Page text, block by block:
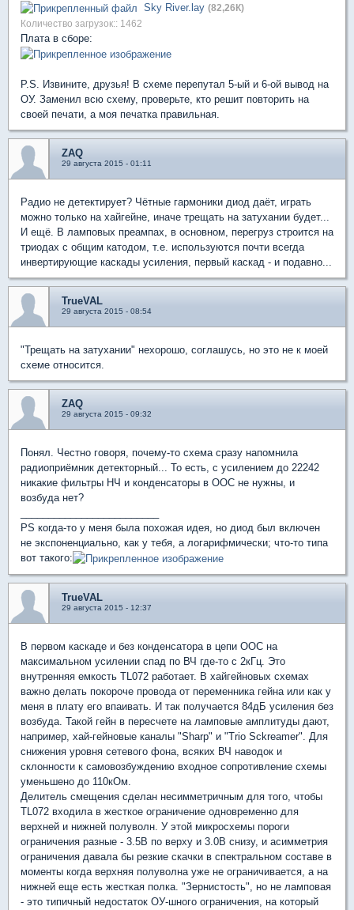
Sky River.lay (82,26К)
Количество загрузок:: 1462
Плата в сборе:
P.S. Извините, друзья! В схеме перепутал 5-ый и 6-ой вывод на
ОУ. Заменил всю схему, проверьте, кто решит повторить на
своей печати, а моя печатка правильная.
ZAQ
29 августа 2015 - 01:11
Радио не детектирует? Чётные гармоники диод даёт, играть
можно только на хайгейне, иначе трещать на затухании будет...
И ещё. В ламповых преампах, в основном, перегруз строится на
триодах с общим катодом, т.е. используются почти всегда
инвертирующие каскады усиления, первый каскад - и подавно...
TrueVAL
29 августа 2015 - 08:54
"Трещать на затухании" нехорошо, соглашусь, но это не к моей
схеме относится.
ZAQ
29 августа 2015 - 09:32
Понял. Честно говоря, почему-то схема сразу напомнила
радиоприёмник детекторный... То есть, с усилением до 22242
никакие фильтры НЧ и конденсаторы в ООС не нужны, и
возбуда нет?
PS когда-то у меня была похожая идея, но диод был включен
не экспоненциально, как у тебя, а логарифмически; что-то типа
вот такого:
TrueVAL
29 августа 2015 - 12:37
В первом каскаде и без конденсатора в цепи ООС на
максимальном усилении спад по ВЧ где-то с 2кГц. Это
внутренняя емкость TL072 работает. В хайгейновых схемах
важно делать покороче провода от переменника гейна или как у
меня в плату его впаивать. И так получается 84дБ усиления без
возбуда. Такой гейн в пересчете на ламповые амплитуды дают,
например, хай-гейновые каналы "Sharp" и "Trio Sckreamer". Для
снижения уровня сетевого фона, всяких ВЧ наводок и
склонности к самовозбуждению входное сопротивление схемы
уменьшено до 110кОм.
Делитель смещения сделан несимметричным для того, чтобы
TL072 входила в жесткое ограничение одновременно для
верхней и нижней полуволн. У этой микросхемы пороги
ограничения разные - 3.5В по верху и 3.0В снизу, и асимметрия
ограничения давала бы резкие скачки в спектральном составе в
моменты когда верхняя полуволна уже не ограничивается, а на
нижней еще есть жесткая полка. "Зернистость", но не ламповая
- это типичный недостаток ОУ-шного ограничения, на который